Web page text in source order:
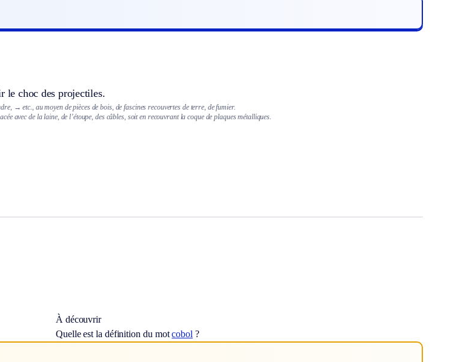
le choc des projectiles.
→ etc., au moyen de pièces de bois, de fascines recouvertes de terre, de fumier.
avec de la laine, de l’étoupe, des câbles, soit en recouvrant la coque de plaques métalliques.
À découvrir
Quelle est la définition du motcobol ?